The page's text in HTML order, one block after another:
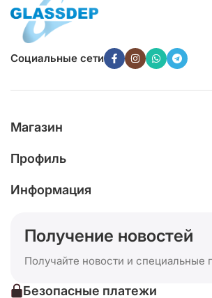
Социальные сети
Магазин
Профиль
Информация
Получение новостей
Получайте новости и специальные
Безопасные платежи